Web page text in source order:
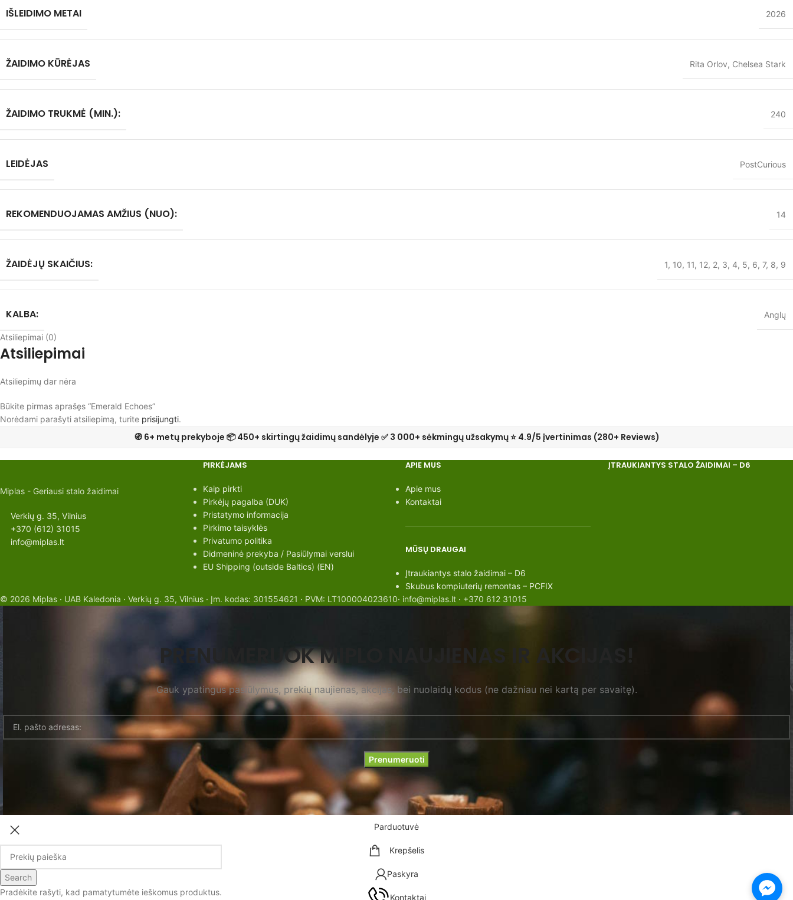
IŠLEIDIMO METAI 2026
ŽAIDIMO KŪRĖJAS Rita Orlov, Chelsea Stark
ŽAIDIMO TRUKMĖ (MIN.): 240
LEIDĖJAS PostCurious
REKOMENDUOJAMAS AMŽIUS (NUO): 14
ŽAIDĖJŲ SKAIČIUS: 1, 10, 11, 12, 2, 3, 4, 5, 6, 7, 8, 9
KALBA: Anglų
Atsiliepimai (0)
Atsiliepimai
Atsiliepimų dar nėra
Būkite pirmas aprašęs “Emerald Echoes”
Norėdami parašyti atsiliepimą, turite prisijungti.
🧭 6+ metų prekyboje 📦 450+ skirtingų žaidimų sandėlyje ✅ 3 000+ sėkmingų užsakymų ⭐ 4.9/5 įvertinimas (280+ Reviews)
Miplas - Geriausi stalo žaidimai
Verkių g. 35, Vilnius
+370 (612) 31015
info@miplas.lt
PIRKĖJAMS
Kaip pirkti
Pirkėjų pagalba (DUK)
Pristatymo informacija
Pirkimo taisyklės
Privatumo politika
Didmeninė prekyba / Pasiūlymai verslui
EU Shipping (outside Baltics) (EN)
APIE MUS
Apie mus
Kontaktai
MŪSŲ DRAUGAI
Įtraukiantys stalo žaidimai – D6
Skubus kompiuterių remontas – PCFIX
ĮTRAUKIANTYS STALO ŽAIDIMAI – D6
© 2026 Miplas · UAB Kaledonia · Verkių g. 35, Vilnius · Įm. kodas: 301554621 · PVM: LT100004023610· info@miplas.lt · +370 612 31015
PRENUMERUOK MIPLO NAUJIENAS IR AKCIJAS!
Gauk ypatingus pasiūlymus, prekių naujienas, akcijas, bei nuolaidų kodus (ne dažniau nei kartą per savaitę).
Search
Pradėkite rašyti, kad pamatytumėte ieškomus produktus.
Parduotuvė
Krepšelis
Paskyra
Kontaktai